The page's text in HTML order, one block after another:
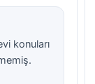
konuları